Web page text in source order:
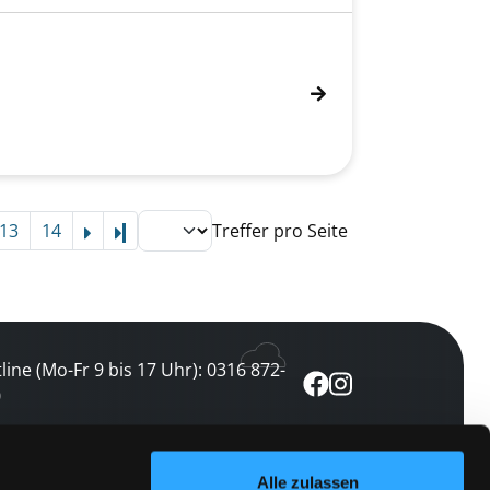
Alle zulassen
13 14 Letzte SeiteTreffer pro Seite
(Mo-Fr 9 bis 17 Uhr): 0316 872-
abonnieren